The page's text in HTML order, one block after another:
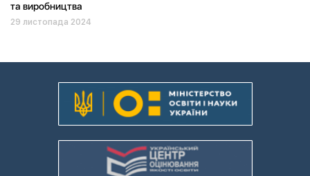
та виробництва
29 листопада 2024